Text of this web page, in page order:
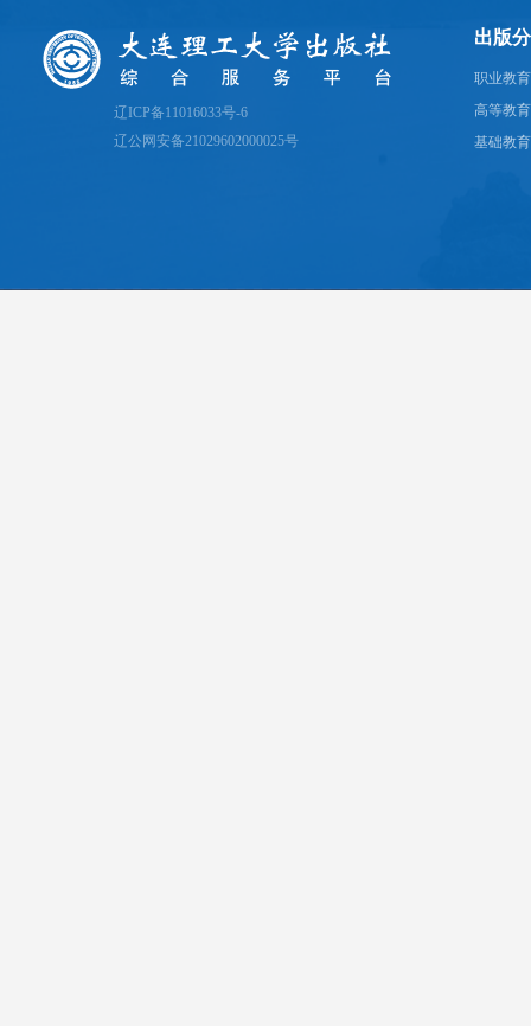
辽ICP备11016033号-6
辽公网安备21029602000025号
出版
职业教
高等教
基础教